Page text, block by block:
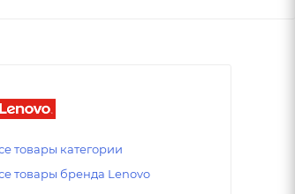
товары категории
товары бренда Lenovo